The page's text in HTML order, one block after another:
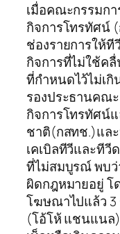
เมื่อคณะกรรมกา
กิจการโทรทัศน์
ช่องรายการให้ที
กิจการที่ไม่ใช้คลื่
ที่กำหนดไว้ไม่เ
รองประธานคณะ
กิจการโทรทัศน์
ชาติ(กสทช.)และ
เคเบิลทีวีและทีวี
ที่ไม่สมบูรณ์ พบ
ผิดกฎหมายอยู่ โ
โฆษณาไปแล้ว 3
(โอ้โห้ แชนแนล